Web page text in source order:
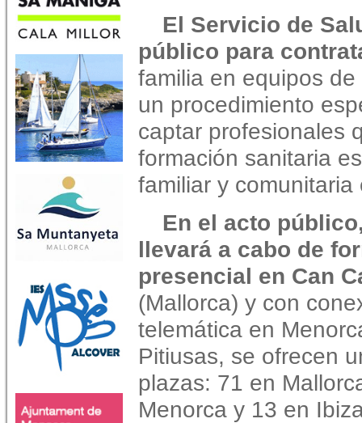
El Servicio de
público para
familia en equipos
un procedimiento
captar profesionales
formación sanitaria
familiar y
En el acto
llevará a cabo de
presencial en Can
(Mallorca) y con
telemática en
Pitiusas, se ofrecen
plazas: 71 en
Menorca y 13 en